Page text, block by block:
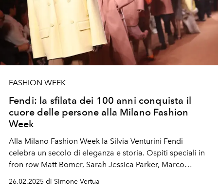
FASHION WEEK
Fendi: la sfilata dei 100 anni conquista il
cuore delle persone alla Milano Fashion
Week
Alla Milano Fashion Week la Silvia Venturini Fendi
celebra un secolo di eleganza e storia. Ospiti speciali in
fron row Matt Bomer, Sarah Jessica Parker, Marco
Mengoni, Miriam Leone e Bianca Balti.
26.02.2025 di Simone Vertua